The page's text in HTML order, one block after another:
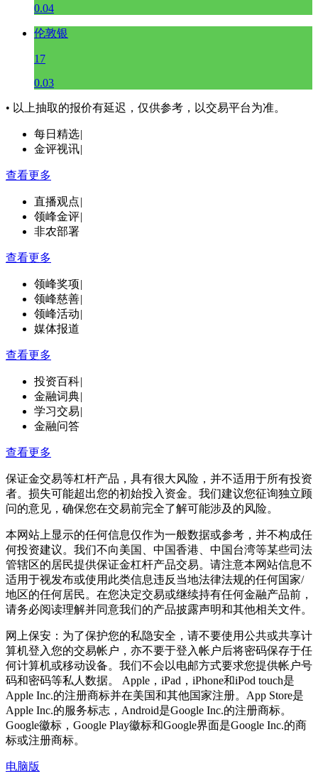
0.04
伦敦银
17
0.03
• 以上抽取的报价有延迟，仅供参考，以交易平台为准。
每日精选|
金评视讯|
查看更多
直播观点|
领峰金评|
非农部署
查看更多
领峰奖项|
领峰慈善|
领峰活动|
媒体报道
查看更多
投资百科|
金融词典|
学习交易|
金融问答
查看更多
保证金交易等杠杆产品，具有很大风险，并不适用于所有投资
者。损失可能超出您的初始投入资金。我们建议您征询独立顾
问的意见，确保您在交易前完全了解可能涉及的风险。
本网站上显示的任何信息仅作为一般数据或参考，并不构成任
何投资建议。我们不向美国、中国香港、中国台湾等某些司法
管辖区的居民提供保证金杠杆产品交易。请注意本网站信息不
适用于视发布或使用此类信息违反当地法律法规的任何国家/
地区的任何居民。在您决定交易或继续持有任何金融产品前，
请务必阅读理解并同意我们的产品披露声明和其他相关文件。
网上保安：为了保护您的私隐安全，请不要使用公共或共享计
算机登入您的交易帐户，亦不要于登入帐户后将密码保存于任
何计算机或移动设备。我们不会以电邮方式要求您提供帐户号
码和密码等私人数据。 Apple，iPad，iPhone和iPod touch是
Apple Inc.的注册商标并在美国和其他国家注册。App Store是
Apple Inc.的服务标志，Android是Google Inc.的注册商标。
Google徽标，Google Play徽标和Google界面是Google Inc.的商
标或注册商标。
电脑版